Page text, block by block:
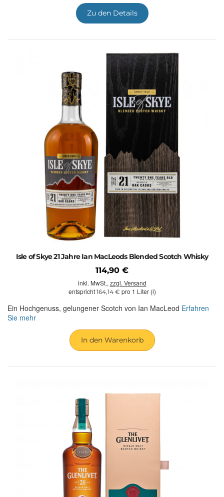
Zu den Details
Isle of Skye 21 Jahre Ian MacLeods Blended Scotch Whisky
114,90 €
inkl. MwSt., zzgl. Versand
entspricht 164,14 € pro 1 Liter (l)
Ein Hochgenuss, gelungener Scotch von Ian MacLeod Erfahren
Sie mehr
In den Warenkorb